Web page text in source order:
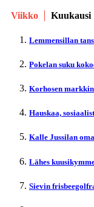
Viikko Kuukausi
Lemmensillan
Pokelan suku
Korhosen
Hauskaa,
Kalle Jussilan
Lähes
Sievin